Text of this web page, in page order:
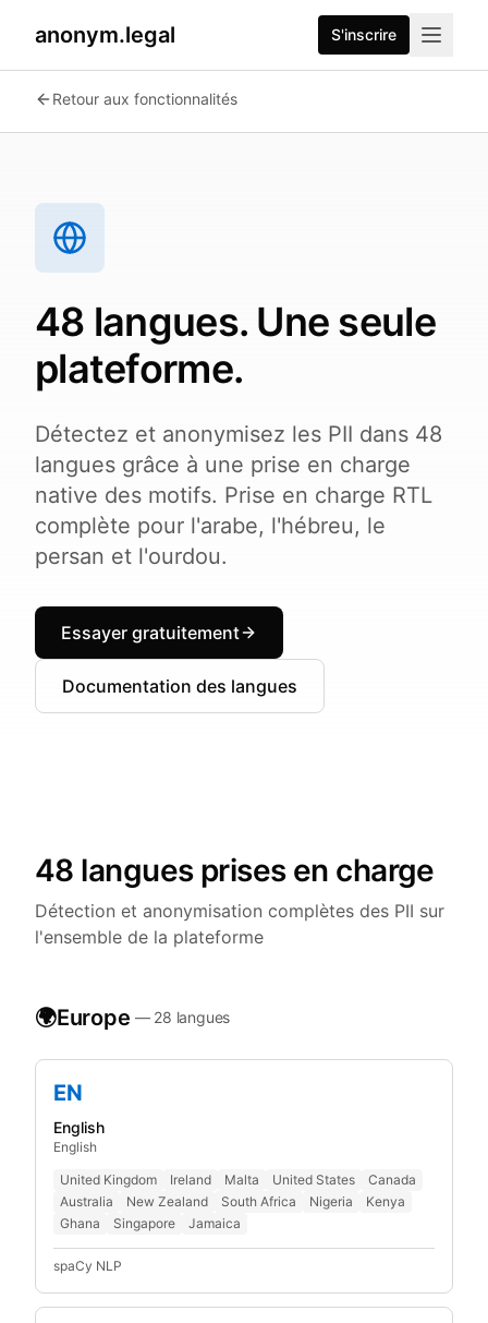
anonym.legal S'inscrire
Retour aux fonctionnalités
48 langues. Une seule
plateforme.
Détectez et anonymisez les PII dans 48
langues grâce à une prise en charge
native des motifs. Prise en charge RTL
complète pour l'arabe, l'hébreu, le
persan et l'ourdou.
Essayer gratuitement
Documentation des langues
48 langues prises en charge
Détection et anonymisation complètes des PII sur
l'ensemble de la plateforme
🌍Europe — 28 langues
EN
English
English
United Kingdom
Ireland Malta United States
Canada
Australia
New Zealand South Africa Nigeria
Kenya
Ghana
Singapore Jamaica
spaCy NLP